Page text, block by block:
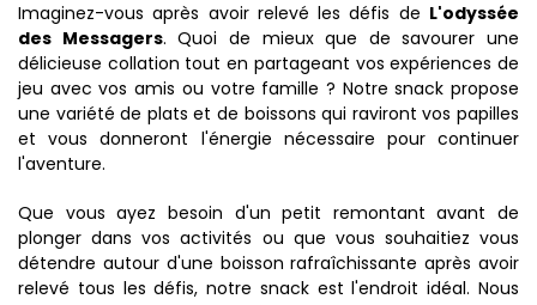
Imaginez-vous après avoir relevé les défis de L'odyssée
des Messagers. Quoi de mieux que de savourer une
délicieuse collation tout en partageant vos expériences de
jeu avec vos amis ou votre famille ? Notre snack propose
une variété de plats et de boissons qui raviront vos papilles
et vous donneront l'énergie nécessaire pour continuer
l'aventure.
Que vous ayez besoin d'un petit remontant avant de
plonger dans vos activités ou que vous souhaitiez vous
détendre autour d'une boisson rafraîchissante après avoir
relevé tous les défis, notre snack est l'endroit idéal. Nous